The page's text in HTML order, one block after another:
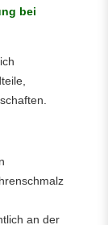
bei
an der